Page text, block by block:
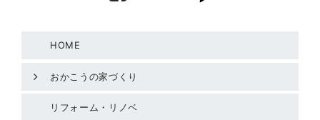
HOME
おかこうの家づくり
リフォーム・リノベ